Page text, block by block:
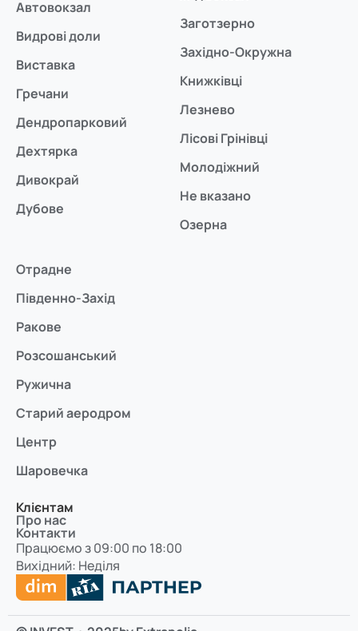
Автовокзал
Видрові доли
Виставка
Гречани
Дендропарковий
Дехтярка
Дивокрай
Дубове
Заготзерно
Західно-Окружна
Книжківці
Лезнево
Лісові Грінівці
Молодіжний
Не вказано
Озерна
Отрадне
Південно-Захід
Ракове
Розсошанський
Ружична
Старий аеродром
Центр
Шаровечка
Клієнтам
Про нас
Контакти
Працюємо з 09:00 по 18:00
Вихідний: Неділя